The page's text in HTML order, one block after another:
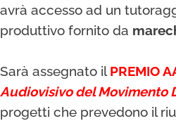
avrà accesso ad un
produttivo fornito da
Sarà assegnato il PREMIO
Audiovisivo del Movimento
progetti che prevedono il